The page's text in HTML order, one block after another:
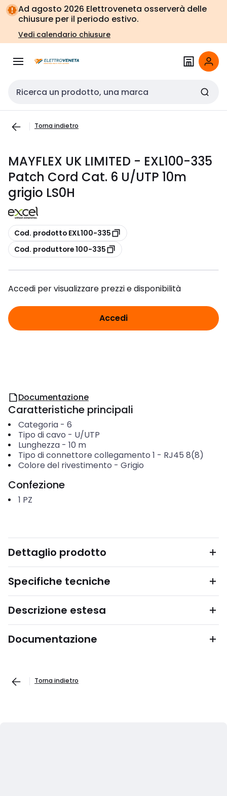
Vai alla
navigazione
Vai
alla
pagina
Ad agosto 2026 Elettroveneta osserverà delle
chiusure per il periodo estivo.
Vedi calendario chiusure
Cerca input
Torna indietro
MAYFLEX UK LIMITED - EXL100-335
Patch Cord Cat. 6 U/UTP 10m
grigio LS0H
copia
Cod. prodotto EXL100-335
copia
Cod. produttore 100-335
Accedi per visualizzare prezzi e disponibilità
Accedi
Documentazione
Caratteristiche principali
Categoria- 6
Tipo di cavo - U/UTP
Lunghezza- 10 m
Tipo di connettore collegamento 1 - RJ45 8(8)
Colore del rivestimento - Grigio
Confezione
1 PZ
Dettaglio prodotto
Specifiche tecniche
Descrizione estesa
Documentazione
Torna indietro